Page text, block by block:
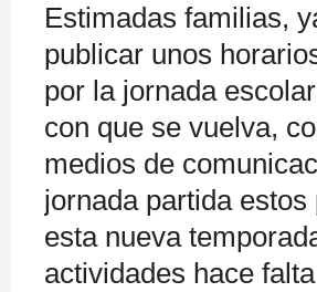
Estimadas familias,
publicar unos
por la jornada
con que se vuelva,
medios de
jornada partida
esta nueva
actividades hace